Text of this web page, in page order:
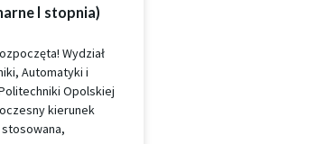
I stopnia)
Wydział
Automatyki i
Opolskiej
kierunek